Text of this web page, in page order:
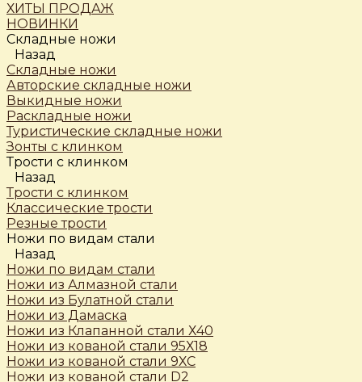
ХИТЫ ПРОДАЖ
НОВИНКИ
Складные ножи
Назад
Складные ножи
Авторские складные ножи
Выкидные ножи
Раскладные ножи
Туристические складные ножи
Зонты с клинком
Трости c клинком
Назад
Трости c клинком
Классические трости
Резные трости
Ножи по видам стали
Назад
Ножи по видам стали
Ножи из Алмазной стали
Ножи из Булатной стали
Ножи из Дамаска
Ножи из Клапанной стали Х40
Ножи из кованой стали 95Х18
Ножи из кованой стали 9ХС
Ножи из кованой стали D2